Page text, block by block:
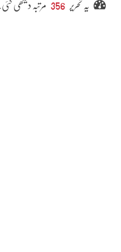
یہ تحریر 356 مرتبہ دیکھی گئی۔